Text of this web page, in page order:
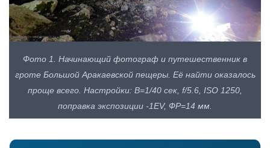
Фото 1. Начинающий фотограф и путешественник в
гроте Большой Аракаевской пещеры. Её найти оказалось
проще всего. Настройки: В=1/40 сек, f/5.6, ISO 1250,
поправка экспозиции -1EV, ФР=14 мм.